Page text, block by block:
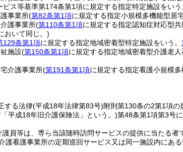
ビス等基準第174条第1項に規定する指定特定施設をいう
事業所(第82条第1項に規定する指定小規模多機能型居
護事業所(第110条第1項に規定する指定認知症対応型共
おいて同じ。)
129条第1項に規定する指定地域密着型特定施設をいう。
施設(第150条第1項に規定する指定地域密着型介護老人
介護事業所(第191条第1項に規定する指定看護小規模
する法律(平成18年法律第83号)附則第130条の2第1項
平成18年旧介護保険法」という。)第48条第1項第3号
員等は、専ら当該随時訪問サービスの提供に当たる者
護看護事業所の定期巡回サービス又は同一施設内にあ